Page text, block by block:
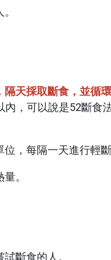
天採取斷食，並循環
，可以說是52斷食
，每隔一天進行輕斷
。
斷食的人。